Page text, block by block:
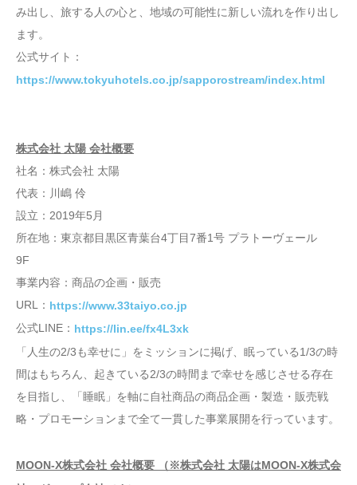
み出し、旅する人の心と、地域の可能性に新しい流れを作り出し
ます。
公式サイト：
https://www.tokyuhotels.co.jp/sapporostream/index.html
株式会社 太陽 会社概要
社名：株式会社 太陽
代表：川嶋 伶
設立：2019年5月
所在地：東京都目黒区青葉台4丁目7番1号 プラトーヴェール
9F
事業内容：商品の企画・販売
URL： https://www.33taiyo.co.jp
公式LINE： https://lin.ee/fx4L3xk
「人生の2/3も幸せに」をミッションに掲げ、眠っている1/3の時
間はもちろん、起きている2/3の時間まで幸せを感じさせる存在
を目指し、「睡眠」を軸に自社商品の商品企画・製造・販売戦
略・プロモーションまで全て一貫した事業展開を行っています。
MOON-X株式会社 会社概要 （※株式会社 太陽はMOON-X株式会